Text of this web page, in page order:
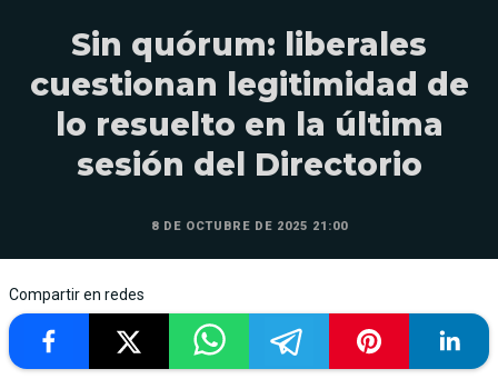
Sin quórum: liberales
cuestionan legitimidad de
lo resuelto en la última
sesión del Directorio
8 DE OCTUBRE DE 2025 21:00
Compartir en redes